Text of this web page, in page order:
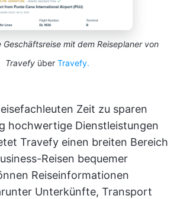
Geschäftsreise mit dem Reiseplaner von
Travefy über Travefy.
Zeit zu sparen
hochwertige Dienstleistungen
Travefy einen breiten Bereich
Reisen bequemer
Reiseinformationen
Unterkünfte, Transport